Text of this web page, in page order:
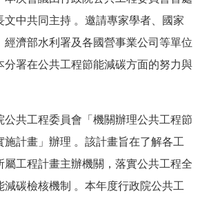
文中共同主持 。邀請專家學者、國家
經濟部水利署及各國營事業公司等單位
分署在公共工程節能減碳方面的努力與
公共工程委員會「機關辦理公共工程節
計畫」辦理 。該計畫旨在了解各工
屬工程計畫主辦機關，落實公共工程全
碳檢核機制 。本年度行政院公共工